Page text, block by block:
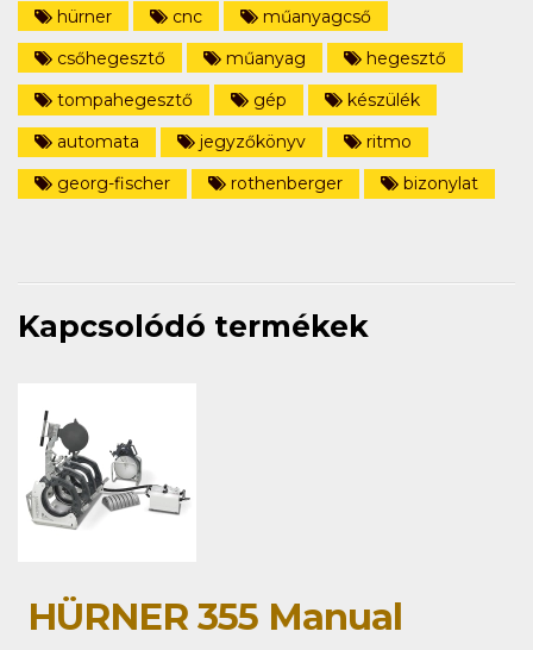
hürner cnc
műanyagcső
csőhegesztő
műanyag
hegesztő
tompahegesztő
gép
készülék
automata
jegyzőkönyv
ritmo
georg-fischer
rothenberger bizonylat
Kapcsolódó termékek
HÜRNER 355 Manual